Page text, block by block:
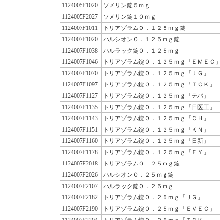
1124005F1020
ソメリン錠５ｍｇ
1124005F2027
ソメリン錠１０ｍｇ
1124007F1011
トリアゾラム０．１２５ｍｇ錠
1124007F1020
ハルシオン０．１２５ｍｇ錠
1124007F1038
ハルラック錠０．１２５ｍｇ
1124007F1046
トリアゾラム錠０．１２５ｍｇ「ＥＭＥＣ
1124007F1070
トリアゾラム錠０．１２５ｍｇ「ＪＧ」
1124007F1097
トリアゾラム錠０．１２５ｍｇ「ＴＣＫ」
1124007F1127
トリアゾラム錠０．１２５ｍｇ「テバ」
1124007F1135
トリアゾラム錠０．１２５ｍｇ「日医工」
1124007F1143
トリアゾラム錠０．１２５ｍｇ「ＣＨ」
1124007F1151
トリアゾラム錠０．１２５ｍｇ「ＫＮ」
1124007F1160
トリアゾラム錠０．１２５ｍｇ「日新」
1124007F1178
トリアゾラム錠０．１２５ｍｇ「ＦＹ」
1124007F2018
トリアゾラム０．２５ｍｇ錠
1124007F2026
ハルシオン０．２５ｍｇ錠
1124007F2107
ハルラック錠０．２５ｍｇ
1124007F2182
トリアゾラム錠０．２５ｍｇ「ＪＧ」
1124007F2190
トリアゾラム錠０．２５ｍｇ「ＥＭＥＣ」